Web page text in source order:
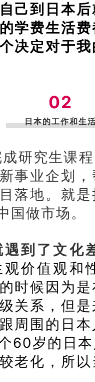
己到日本
学费生活
决定对于
02
日本的工作和生
研究生课
事业企划
落地。就
国做市场。
到了文化
价值观和
时候因为
关系，但
周围的日
60岁的日
老化，所